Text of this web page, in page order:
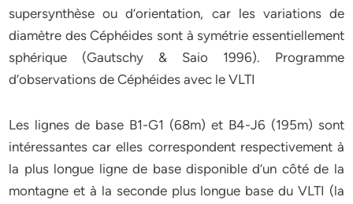
supersynthèse ou d’orientation, car les variations de
diamètre des Céphéides sont à symétrie essentiellement
sphérique (Gautschy & Saio 1996). Programme
d’observations de Céphéides avec le VLTI
Les lignes de base B1-G1 (68m) et B4-J6 (195m) sont
intéressantes car elles correspondent respectivement à
la plus longue ligne de base disponible d’un côté de la
montagne et à la seconde plus longue base du VLTI (la